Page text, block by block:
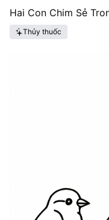
Hai Con Chim Sẻ
Thủy thuốc